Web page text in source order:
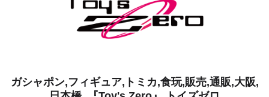
ガシャポン,フィギュア,トミカ,食玩,販売,通販,大阪,